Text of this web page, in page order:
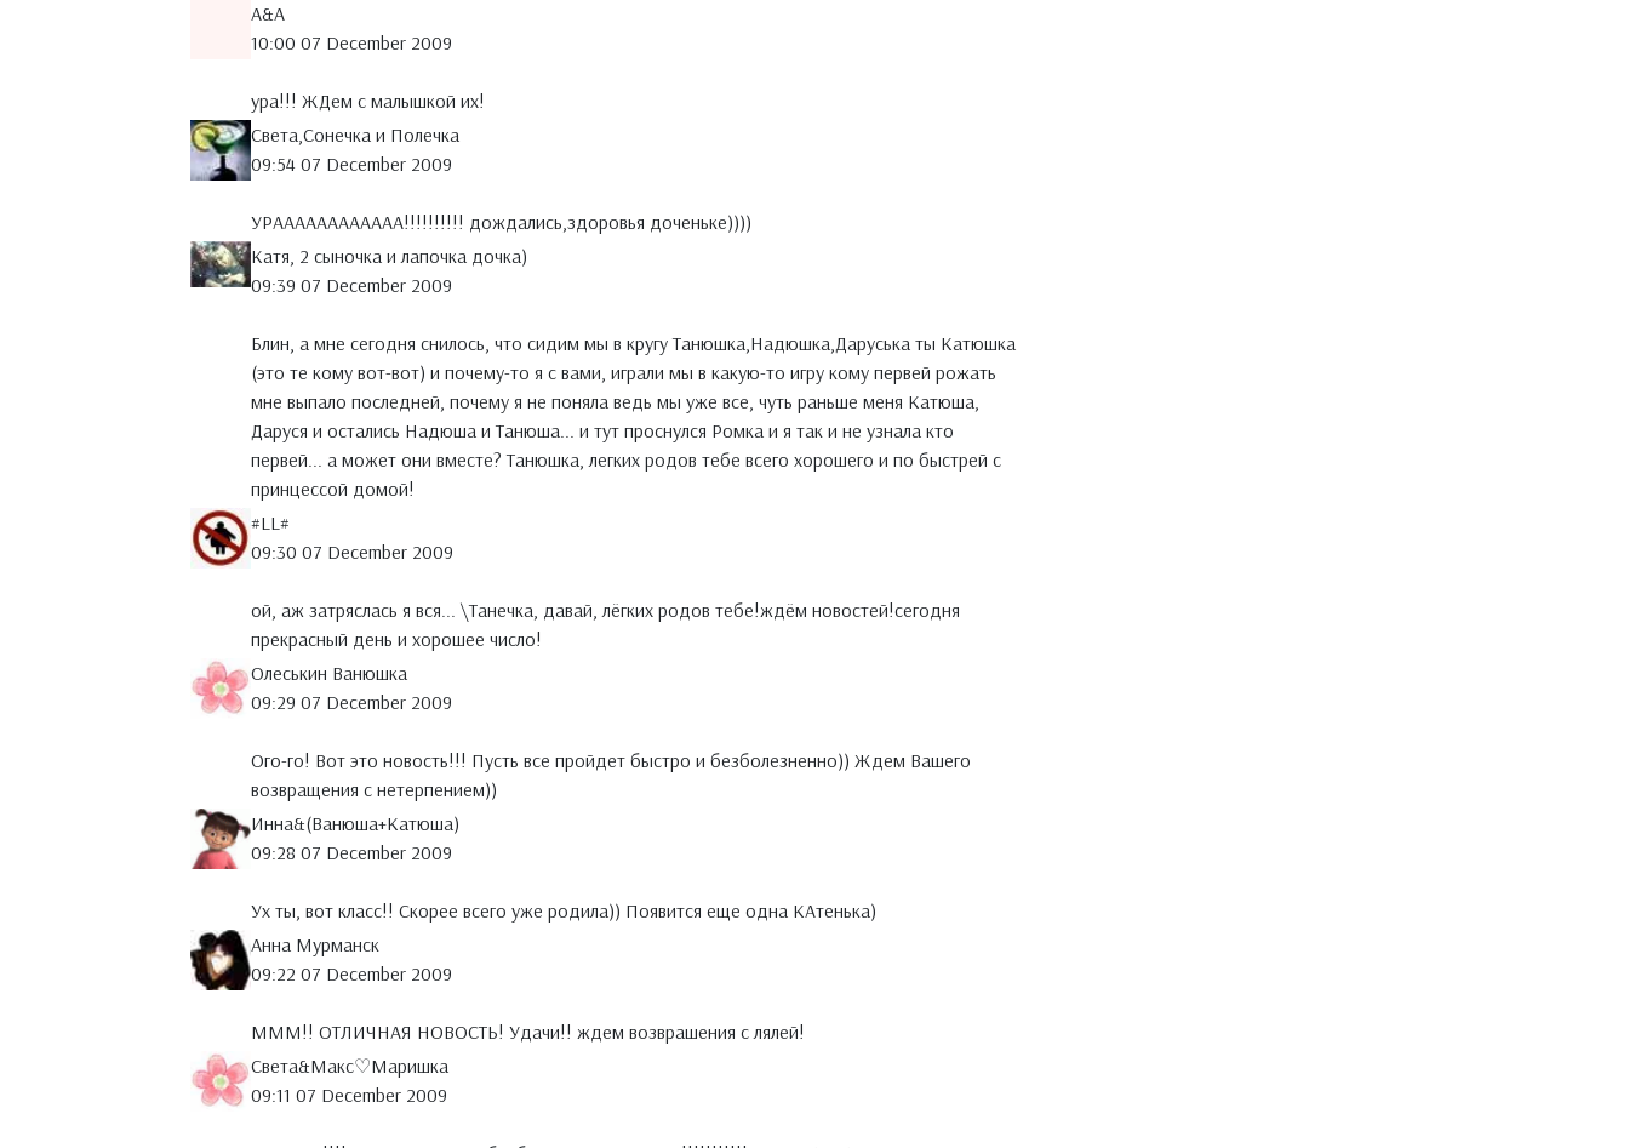
A&A
10:00 07 December 2009
ура!!! ЖДем с малышкой их!
Света,Сонечка и Полечка
09:54 07 December 2009
УРАААААААААААА!!!!!!!!!! дождались,здоровья доченьке))))
Катя, 2 сыночка и лапочка дочка)
09:39 07 December 2009
Блин, а мне сегодня снилось, что сидим мы в кругу Танюшка,Надюшка,Даруська ты Катюшка
(это те кому вот-вот) и почему-то я с вами, играли мы в какую-то игру кому первей рожать
мне выпало последней, почему я не поняла ведь мы уже все, чуть раньше меня Катюша,
Даруся и остались Надюша и Танюша... и тут проснулся Ромка и я так и не узнала кто
первей... а может они вместе? Танюшка, легких родов тебе всего хорошего и по быстрей с
принцессой домой!
#LL#
09:30 07 December 2009
ой, аж затряслась я вся... \Танечка, давай, лёгких родов тебе!ждём новостей!сегодня
прекрасный день и хорошее число!
Олеськин Ванюшка
09:29 07 December 2009
Ого-го! Вот это новость!!! Пусть все пройдет быстро и безболезненно)) Ждем Вашего
возвращения с нетерпением))
Инна&(Ванюша+Катюша)
09:28 07 December 2009
Ух ты, вот класс!! Скорее всего уже родила)) Появится еще одна КАтенька)
Анна Мурманск
09:22 07 December 2009
МММ!! ОТЛИЧНАЯ НОВОСТЬ! Удачи!! ждем возврашения с лялей!
Света&Макс♡Маришка
09:11 07 December 2009